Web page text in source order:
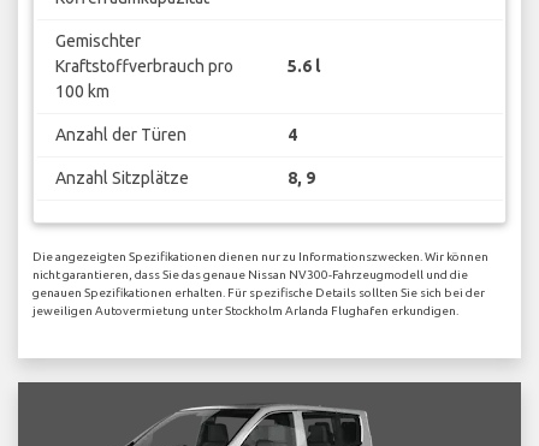
Gemischter
Kraftstoffverbrauch pro
100 km
5.6 l
Anzahl der Türen 4
Anzahl Sitzplätze 8, 9
Die angezeigten Spezifikationen dienen nur zu Informationszwecken. Wir können
nicht garantieren, dass Sie das genaue Nissan NV300-Fahrzeugmodell und die
genauen Spezifikationen erhalten. Für spezifische Details sollten Sie sich bei der
jeweiligen Autovermietung unter Stockholm Arlanda Flughafen erkundigen.